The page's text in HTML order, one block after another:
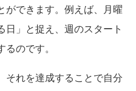
ができます。例えば、月曜
日」と捉え、週のスタート
るのです。
それを達成することで自分